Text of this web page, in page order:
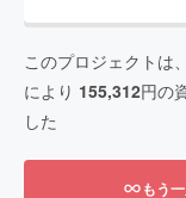
このプロジェクトは、
により 155,312円の
した
もう